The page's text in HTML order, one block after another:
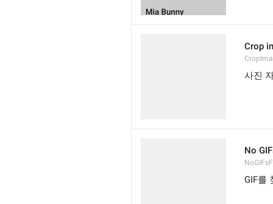
Crop
사진
No
GIF를